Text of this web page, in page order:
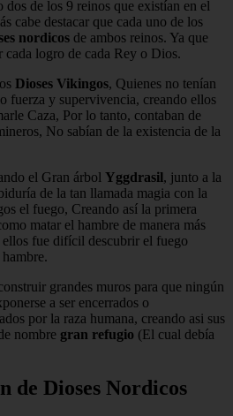
dos de los 9 reinos que existían en el
cabe destacar que cada uno de los
nordicos de ambos reinos. Ya que
cada logro de cada Rey o Dios.
Dioses Vikingos, Quienes no tenían
fuerza y supervivencia, creando ellos
Caza, Por lo tanto, contaban de
No sabían de la existencia de la
el Gran árbol Yggdrasil, junto a la
de la tan llamada magia con la
el fuego, Creando así la primera
matar el hambre de manera más
ellos fue difícil descubrir el fuego
grandes muros para que ningún
a ser encerrados o
por la raza humana, creando asi sus
nombre gran refugio (El cual debía
de Dioses Nordicos